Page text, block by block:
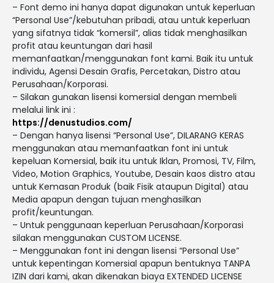
– Font demo ini hanya dapat digunakan untuk keperluan
“Personal Use”/kebutuhan pribadi, atau untuk keperluan
yang sifatnya tidak “komersil”, alias tidak menghasilkan
profit atau keuntungan dari hasil
memanfaatkan/menggunakan font kami. Baik itu untuk
individu, Agensi Desain Grafis, Percetakan, Distro atau
Perusahaan/Korporasi.
– Silakan gunakan lisensi komersial dengan membeli
melalui link ini :
https://denustudios.com/
– Dengan hanya lisensi “Personal Use”, DILARANG KERAS
menggunakan atau memanfaatkan font ini untuk
kepeluan Komersial, baik itu untuk Iklan, Promosi, TV, Film,
Video, Motion Graphics, Youtube, Desain kaos distro atau
untuk Kemasan Produk (baik Fisik ataupun Digital) atau
Media apapun dengan tujuan menghasilkan
profit/keuntungan.
– Untuk penggunaan keperluan Perusahaan/Korporasi
silakan menggunakan CUSTOM LICENSE.
– Menggunakan font ini dengan lisensi “Personal Use”
untuk kepentingan Komersial apapun bentuknya TANPA
IZIN dari kami, akan dikenakan biaya EXTENDED LICENSE